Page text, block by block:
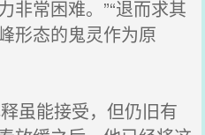
非常困难。”“退而求其
形态的鬼灵作为原
虽能接受，但仍旧有